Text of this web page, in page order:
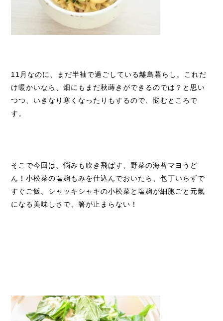
11月なのに、まだ半袖で過ごしている離島暮らし。これだ
け暖かいなら、畑にもまだ秋蒔きができるのでは？と思い
つつ、いきなり寒くなったりもするので、悩むところで
す。
そこで今回は、悩みも吹き飛ばす、野菜の海苔マヨうど
ん！小松菜の塩麹もみを仕込んでおいたら、包丁いらずで
すぐご飯。シャッキシャキの小松菜と塩麹が細胞ごと元氣
になる美味しさで、箸が止まらない！